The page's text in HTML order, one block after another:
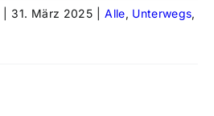
31. März 2025 Alle, Unterwegs,